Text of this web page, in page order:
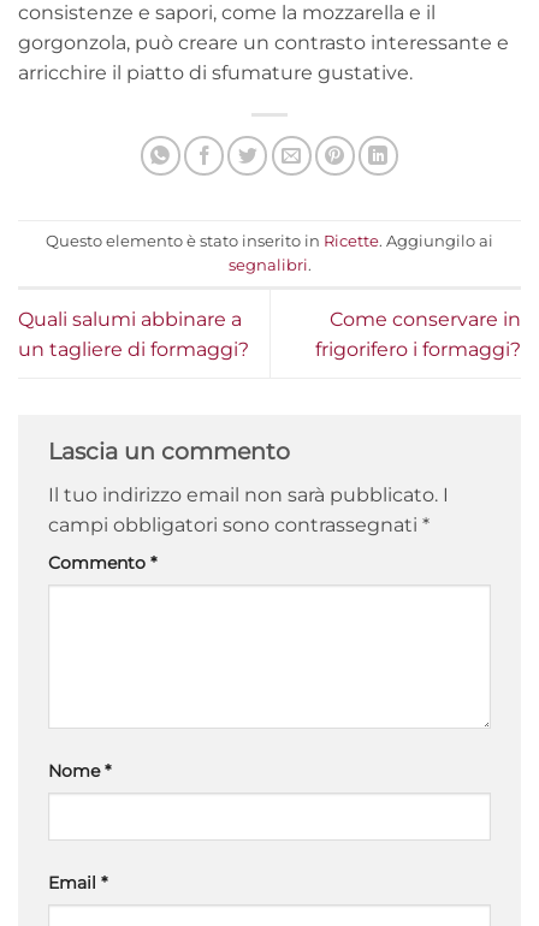
consistenze e sapori, come la mozzarella e il
gorgonzola, può creare un contrasto interessante e
arricchire il piatto di sfumature gustative.
Questo elemento è stato inserito in Ricette. Aggiungilo ai
segnalibri.
Quali salumi abbinare a
un tagliere di formaggi?
Come conservare in
frigorifero i formaggi?
Lascia un commento
Il tuo indirizzo email non sarà pubblicato. I
campi obbligatori sono contrassegnati *
Commento *
Nome*
Email *